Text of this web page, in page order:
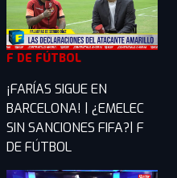
F DE FÚTBOL
¡FARÍAS SIGUE EN
BARCELONA! | ¿EMELEC
SIN SANCIONES FIFA?| F
DE FÚTBOL